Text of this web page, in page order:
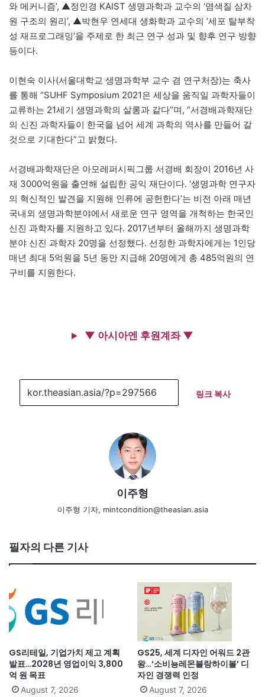
와 메커니즘’, ▲정인경 KAIST 생명과학과 교수의 ‘염색질 삼차
원 구조의 원리’, ▲박현우 연세대 생화학과 교수의 ‘세포 탈부착
성 재프로그래밍’을 주제로 한 최근 연구 성과 및 향후 연구 방향
등이다.
이현숙 이사(서울대학교 생명과학부 교수 겸 연구처장)는 축사
를 통해 “SUHF Symposium 2021은 세상을 움직일 과학자들이
교류하는 21세기 생명과학의 살롱과 같다”며, “서경배과학재단
의 신진 과학자들이 한국을 넘어 세계 과학의 역사를 만들어 갈
것으로 기대한다”고 밝혔다.
서경배과학재단은 아모레퍼시픽그룹 서경배 회장이 2016년 사
재 3000억원을 출연해 설립한 공익 재단이다. ‘생명과학 연구자
의 혁신적인 발견을 지원해 인류에 공헌한다’는 비전 아래 매년
국내외 생명과학분야에서 새로운 연구 영역을 개척하는 한국인
신진 과학자를 지원하고 있다. 2017년부터 올해까지 생명과학
분야 신진 과학자 20명을 선정했다. 선정한 과학자에게는 1인당
매년 최대 5억원을 5년 동안 지급해 20명에게 총 485억원의 연
구비를 지원한다.
▼ 아시아엔 후원계좌 ▼
링크 복사
이주형
이주형 기자, mintcondition@theasian.asia
필자의 다른 기사
GS리테일, 기업가치 제고 계획
발표…2028년 영업이익 3,800
억 원 목표
August 7, 2026
GS25, 세계 디자인 어워드 2관
왕…‘소비뇽레몬블랑하이볼’ 디
자인 경쟁력 인정
August 7, 2026